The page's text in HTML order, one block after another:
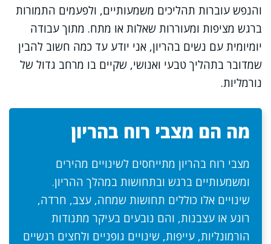
והנפש עוברות תהליכים משמעותיים, ולפעמים התמורות
ברגש מציפות ומעוררות שאלות או מתח. מתוך עבודה
יומיומית עם נשים בהריון, אני יודע עד כמה חשוב להבין
שמדובר בתהליך טבעי ואנושי, שקיים בו מרחב גדול של
נורמליות.
מה הם מצבי רוח בהריון
מצבי רוח בהריון מתייחסים לשינויים מהירים
ומשמעותיים ברגש ובתחושות במהלך ההריון.
שינויים אלו כוללים תחושות שמחה, עצב, חרדה,
רוגע או עצבנות, והם נובעים בעיקר מתנודות
הורמונליות, עייפות, שינויים גופניים ולחצים רגשיים